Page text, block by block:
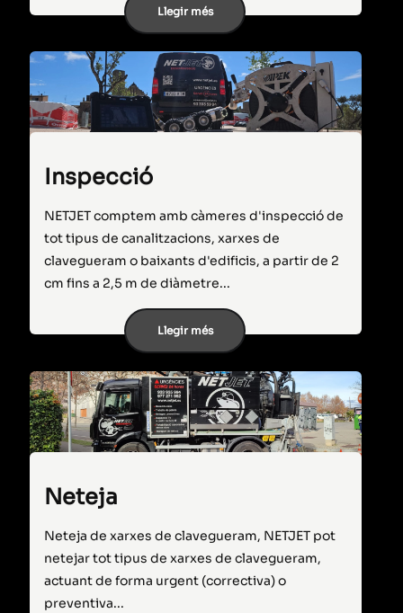
Llegir més
Inspecció
NETJET comptem amb càmeres d'inspecció de
tot tipus de canalitzacions, xarxes de
clavegueram o baixants d'edificis, a partir de 2
cm fins a 2,5 m de diàmetre...
Llegir més
Neteja
Neteja de xarxes de clavegueram, NETJET pot
netejar tot tipus de xarxes de clavegueram,
actuant de forma urgent (correctiva) o
preventiva...